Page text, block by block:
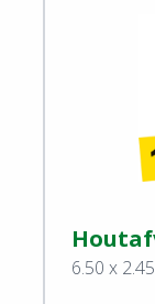
6.50 x